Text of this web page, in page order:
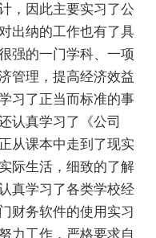
，因此主要实习了公
出纳的工作也有了具
强的一门学科、一项
管理，提高经济效益
习了正当而标准的事
认真学习了《公司
从课本中走到了现实
际生活，细致的了解
真学习了各类学校经
财务软件的使用实习
力工作，严格要求自